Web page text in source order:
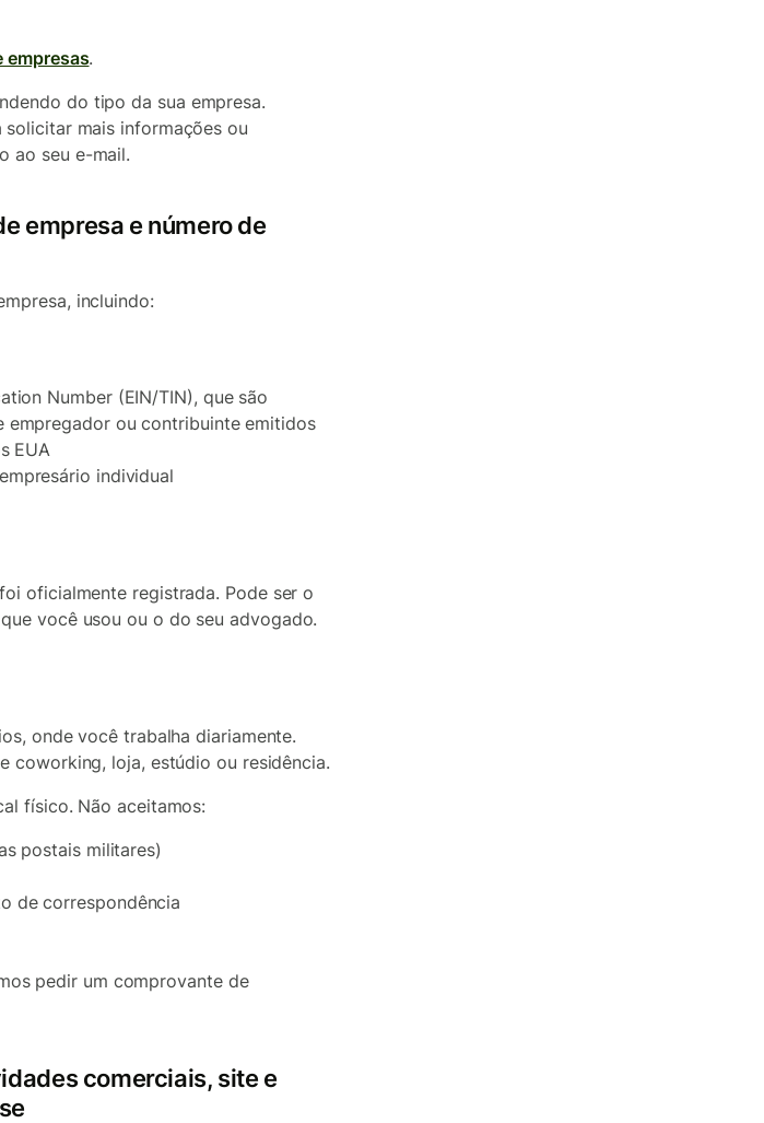
empresas.
do tipo da sua empresa.
mais informações ou
ao seu e-mail.
empresa e número de
incluindo:
Number (EIN/TIN), que são
empregador ou contribuinte emitidos
EUA
individual
oficialmente registrada. Pode ser o
você usou ou o do seu advogado.
onde você trabalha diariamente.
coworking, loja, estúdio ou residência.
físico. Não aceitamos:
postais militares)
de correspondência
pedir um comprovante de
comerciais, site e